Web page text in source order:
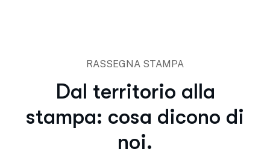
RASSEGNA STAMPA
Dal territorio alla
stampa: cosa dicono di
noi.